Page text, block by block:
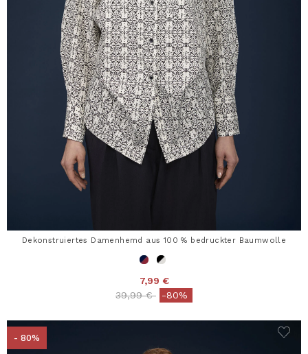
Dekonstruiertes Damenhemd aus 100 % bedruckter Baumwolle
7,99 €
Price reduced from
39,99 €to-80%
- 80%